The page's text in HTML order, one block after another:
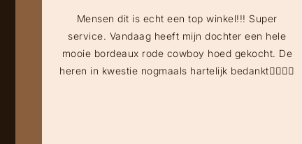
Mensen dit is echt een top winkel!!! Super
service. Vandaag heeft mijn dochter een hele
mooie bordeaux rode cowboy hoed gekocht. De
heren in kwestie nogmaals hartelijk bedankt👍🏻👍🏻